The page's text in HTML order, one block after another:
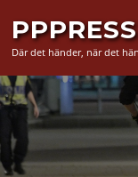
innehåll
Där det händer, när det